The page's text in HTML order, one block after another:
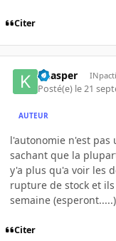
Citer
khasper
Posté(e) le 21
AUTEUR
l'autonomie n'est
sachant que la
y'a plus qu'a voir les
rupture de stock et
semaine
Citer